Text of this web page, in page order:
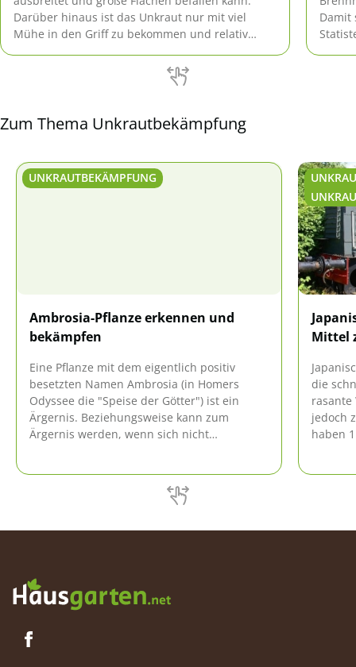
Darüber hinaus ist das Unkraut nur mit viel
Mühe in den Griff zu bekommen und relativ
Damit
Zum Thema Unkrautbekämpfung
UNKRAUTBEKÄMPFUNG
Ambrosia-Pflanze erkennen und
bekämpfen
Eine Pflanze mit dem eigentlich positiv
besetzten Namen Ambrosia (in Homers
Odyssee die "Speise der Götter") ist ein
Ärgernis. Beziehungsweise kann zum
Ärgernis werden, wenn sich nicht
Mittel
die
rasante
jedoch
haben